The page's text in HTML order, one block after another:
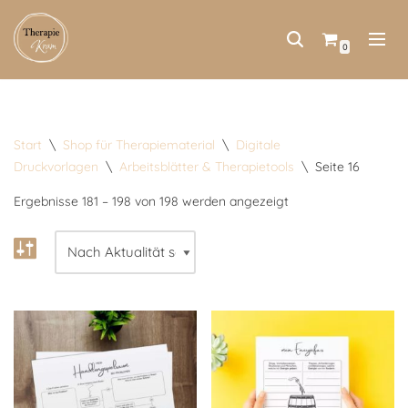
Zum
0
Start \ Shop für Therapiematerial \ Digitale
Druckvorlagen \ Arbeitsblätter & Therapietools \ Seite 16
Ergebnisse 181 – 198 von 198 werden angezeigt